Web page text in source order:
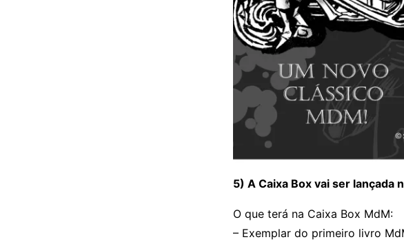
5) A Caixa Box vai ser lançada
O que terá na Caixa Box MdM:
– Exemplar do primeiro livro